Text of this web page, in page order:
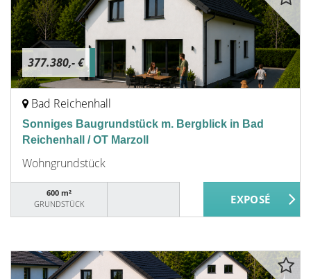
377.380,- €
Bad Reichenhall
Sonniges Baugrundstück m. Bergblick in Bad
Reichenhall / OT Marzoll
Wohngrundstück
600 m²
GRUNDSTÜCK